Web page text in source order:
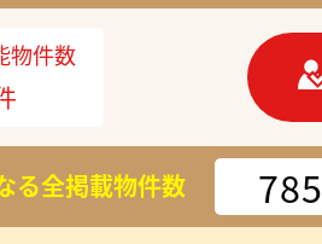
物件数
る全掲載物件数 785